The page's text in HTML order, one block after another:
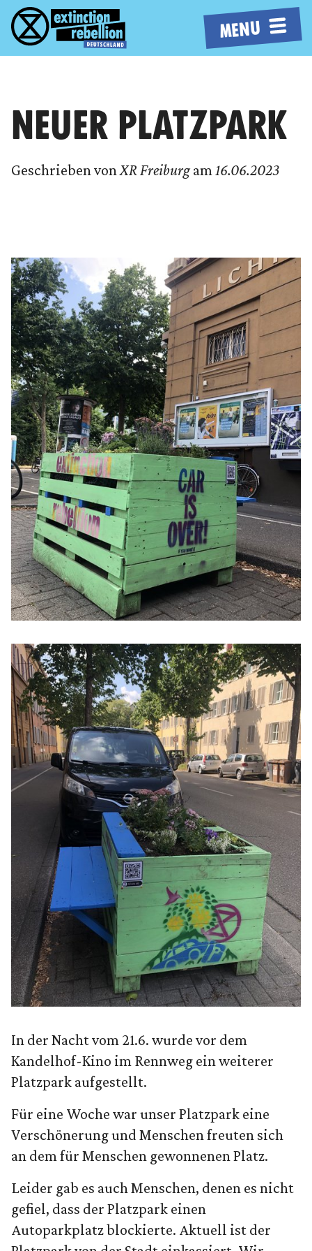
MENU
NEUER PLATZPARK
Geschrieben von XR Freiburgam 16.06.2023
In der Nacht vom 21.6. wurde vor dem
Kandelhof-Kino im Rennweg ein weiterer
Platzpark aufgestellt.
Für eine Woche war unser Platzpark eine
Verschönerung und Menschen freuten sich
an dem für Menschen gewonnenen Platz.
Leider gab es auch Menschen, denen es nicht
gefiel, dass der Platzpark einen
Autoparkplatz blockierte. Aktuell ist der